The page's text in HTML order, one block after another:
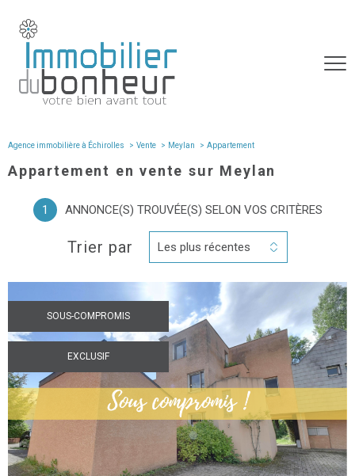
Agence immobilière à Échirolles Vente Meylan appartement
Appartement en vente sur Meylan
1 ANNONCE(S) TROUVÉE(S) SELON VOS CRITÈRES
Trier par Les plus récentes
SOUS-COMPROMIS
EXCLUSIF
voir le
bien